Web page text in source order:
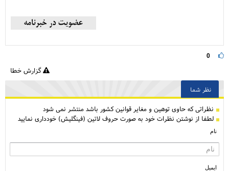
0
گزارش خطا
نظر شما
نظراتی كه حاوی توهین و مغایر قوانین کشور باشد منتشر نمی شود
لطفا از نوشتن نظرات خود به صورت حروف لاتین (فینگلیش) خودداری نمایید
نام
ایمیل